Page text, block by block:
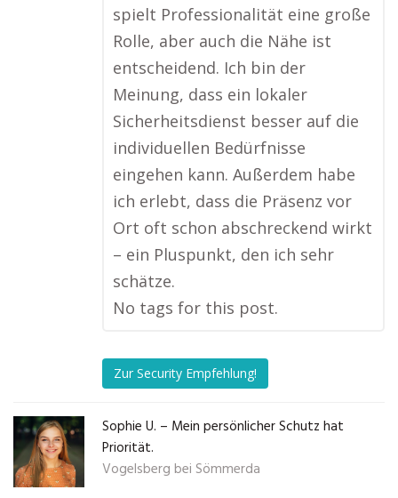
spielt Professionalität eine große
Rolle, aber auch die Nähe ist
entscheidend. Ich bin der
Meinung, dass ein lokaler
Sicherheitsdienst besser auf die
individuellen Bedürfnisse
eingehen kann. Außerdem habe
ich erlebt, dass die Präsenz vor
Ort oft schon abschreckend wirkt
– ein Pluspunkt, den ich sehr
schätze.
No tags for this post.
Zur Security Empfehlung!
Sophie U. – Mein persönlicher Schutz hat
Priorität.
Vogelsberg bei Sömmerda